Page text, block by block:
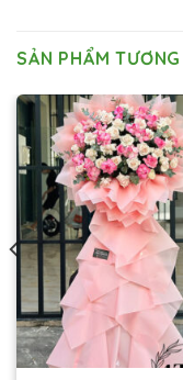
SẢN PHẨM